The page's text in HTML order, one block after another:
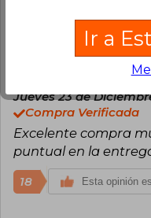
Esta opinión
María Magdalena
Jueves 23 de
Compra Verificada
Excelente compra
puntual en la
18 Esta opinión
Ir a